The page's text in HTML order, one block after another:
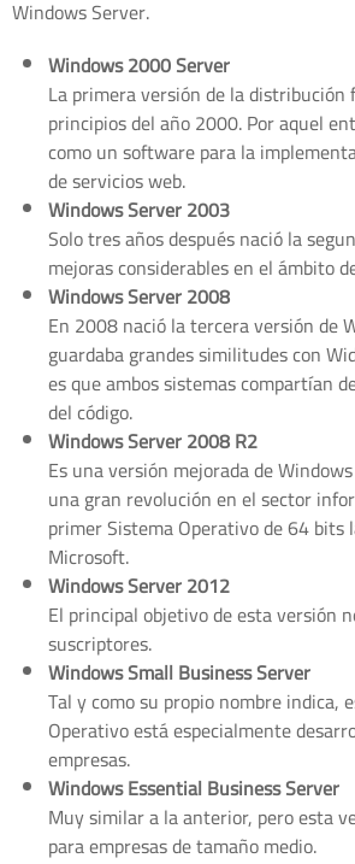
Windows Server.
Windows 2000 Server
La primera versión de la distribución
principios del año 2000. Por aquel
como un software para la
de servicios web.
Windows Server 2003
Solo tres años después nació la
mejoras considerables en el ámbito
Windows Server 2008
En 2008 nació la tercera versión de
guardaba grandes similitudes con
es que ambos sistemas compartían
del código.
Windows Server 2008 R2
Es una versión mejorada de
una gran revolución en el sector
primer Sistema Operativo de 64 bits
Microsoft.
Windows Server 2012
El principal objetivo de esta versión
suscriptores.
Windows Small Business Server
Tal y como su propio nombre indica,
Operativo está especialmente
empresas.
Windows Essential Business Server
Muy similar a la anterior, pero esta
para empresas de tamaño medio.